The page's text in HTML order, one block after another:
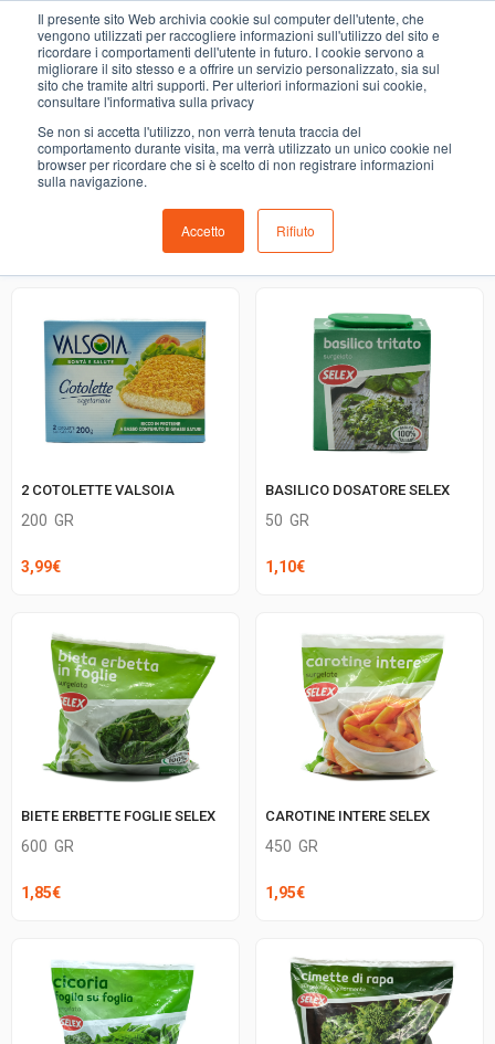
Il presente sito Web archivia cookie sul computer dell'utente, che
vengono utilizzati per raccogliere informazioni sull'utilizzo del sito e
ricordare i comportamenti dell'utente in futuro. I cookie servono a
migliorare il sito stesso e a offrire un servizio personalizzato, sia sul
sito che tramite altri supporti. Per ulteriori informazioni sui cookie,
consultare l'informativa sulla privacy
Se non si accetta l'utilizzo, non verrà tenuta traccia del
comportamento durante visita, ma verrà utilizzato un unico cookie nel
browser per ricordare che si è scelto di non registrare informazioni
sulla navigazione.
Accetto Rifiuto
VEGETALI
COMING SOON
gastronomia e del menù settimanale devono essere indicati
nello spazio apposito in sede di checkout
2 COTOLETTE VALSOIA
200 GR
3,99€
BASILICO DOSATORE SELEX
50 GR
1,10€
BIETE ERBETTE FOGLIE SELEX
600 GR
1,85€
CAROTINE INTERE SELEX
450 GR
1,95€